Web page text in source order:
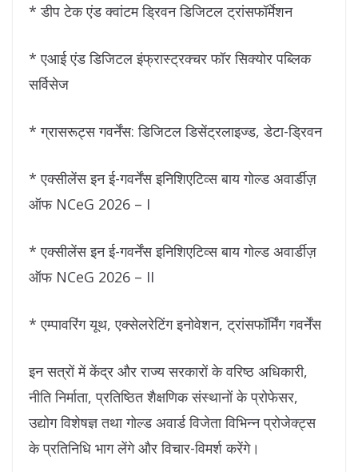
* डीप टेक एंड क्वांटम ड्रिवन डिजिटल ट्रांसफॉर्मेशन
* एआई एंड डिजिटल इंफ्रास्ट्रक्चर फॉर सिक्योर पब्लिक
सर्विसेज
* ग्रासरूट्स गवर्नेंस: डिजिटल डिसेंट्रलाइज्ड, डेटा-ड्रिवन
* एक्सीलेंस इन ई-गवर्नेंस इनिशिएटिव्स बाय गोल्ड अवार्डीज़
ऑफ NCeG 2026 – I
* एक्सीलेंस इन ई-गवर्नेंस इनिशिएटिव्स बाय गोल्ड अवार्डीज़
ऑफ NCeG 2026 – II
* एम्पावरिंग यूथ, एक्सेलरेटिंग इनोवेशन, ट्रांसफॉर्मिंग गवर्नेंस
इन सत्रों में केंद्र और राज्य सरकारों के वरिष्ठ अधिकारी,
नीति निर्माता, प्रतिष्ठित शैक्षणिक संस्थानों के प्रोफेसर,
उद्योग विशेषज्ञ तथा गोल्ड अवार्ड विजेता विभिन्न प्रोजेक्ट्स
के प्रतिनिधि भाग लेंगे और विचार-विमर्श करेंगे।